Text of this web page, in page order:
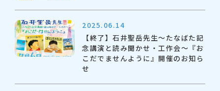
2025.06.14
【終了】石井聖岳先生～たなばた記
念講演と読み聞かせ・工作会～『お
こだでませんように』開催のお知ら
せ